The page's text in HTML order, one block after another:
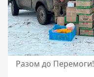
Разом до Перемоги!